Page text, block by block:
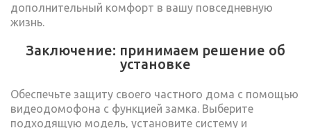
дополнительный комфорт в вашу повседневную
жизнь.
Заключение: принимаем решение об
установке
Обеспечьте защиту своего частного дома с помощью
видеодомофона с функцией замка. Выберите
подходящую модель, установите систему и